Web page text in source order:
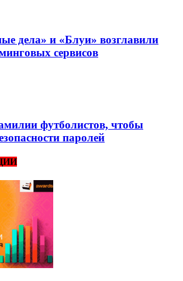
дела» и «Блуи» возглавили
сервисов
футболистов, чтобы
паролей